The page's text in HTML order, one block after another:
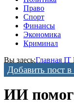
Право
Спорт
Финансы
Экономика
Криминал
Вы здесь:Главная IT
Добавить пост в
ИИ